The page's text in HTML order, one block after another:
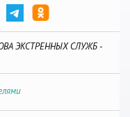
ЭКСТРЕННЫХ СЛУЖБ -